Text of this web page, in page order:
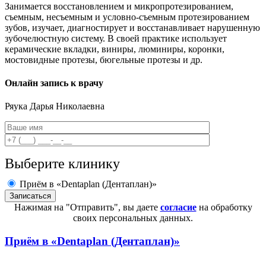
Занимается восстановлением и микропротезированием,
съемным, несъемным и условно-съемным протезированием
зубов, изучает, диагностирует и восстанавливает нарушенную
зубочелюстную систему. В своей практике использует
керамические вкладки, виниры, люминиры, коронки,
мостовидные протезы, бюгельные протезы и др.
Онлайн запись к врачу
Ряука Дарья Николаевна
Выберите клинику
Приём в «Dentaplan (Дентаплан)»
Нажимая на "Отправить", вы даете согласиена обработку
своих персональных данных.
Приём в «Dentaplan (Дентаплан)»